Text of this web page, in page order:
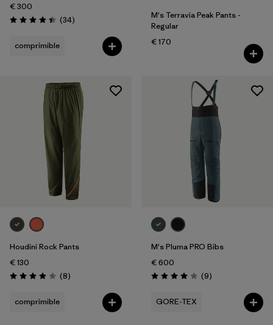
€ 300
Puntuación: 4.4 / 5
(34Reseñas
)
comprimible
M's Terravia Peak Pants -
Regular
€ 170
Houdini Rock Pants
€ 130
Puntuación: 3.9 / 5
(8Reseñas
)
comprimible
M's Pluma PRO Bibs
€ 600
Puntuación: 4.0 / 5
(9Reseñas
)
GORE-TEX